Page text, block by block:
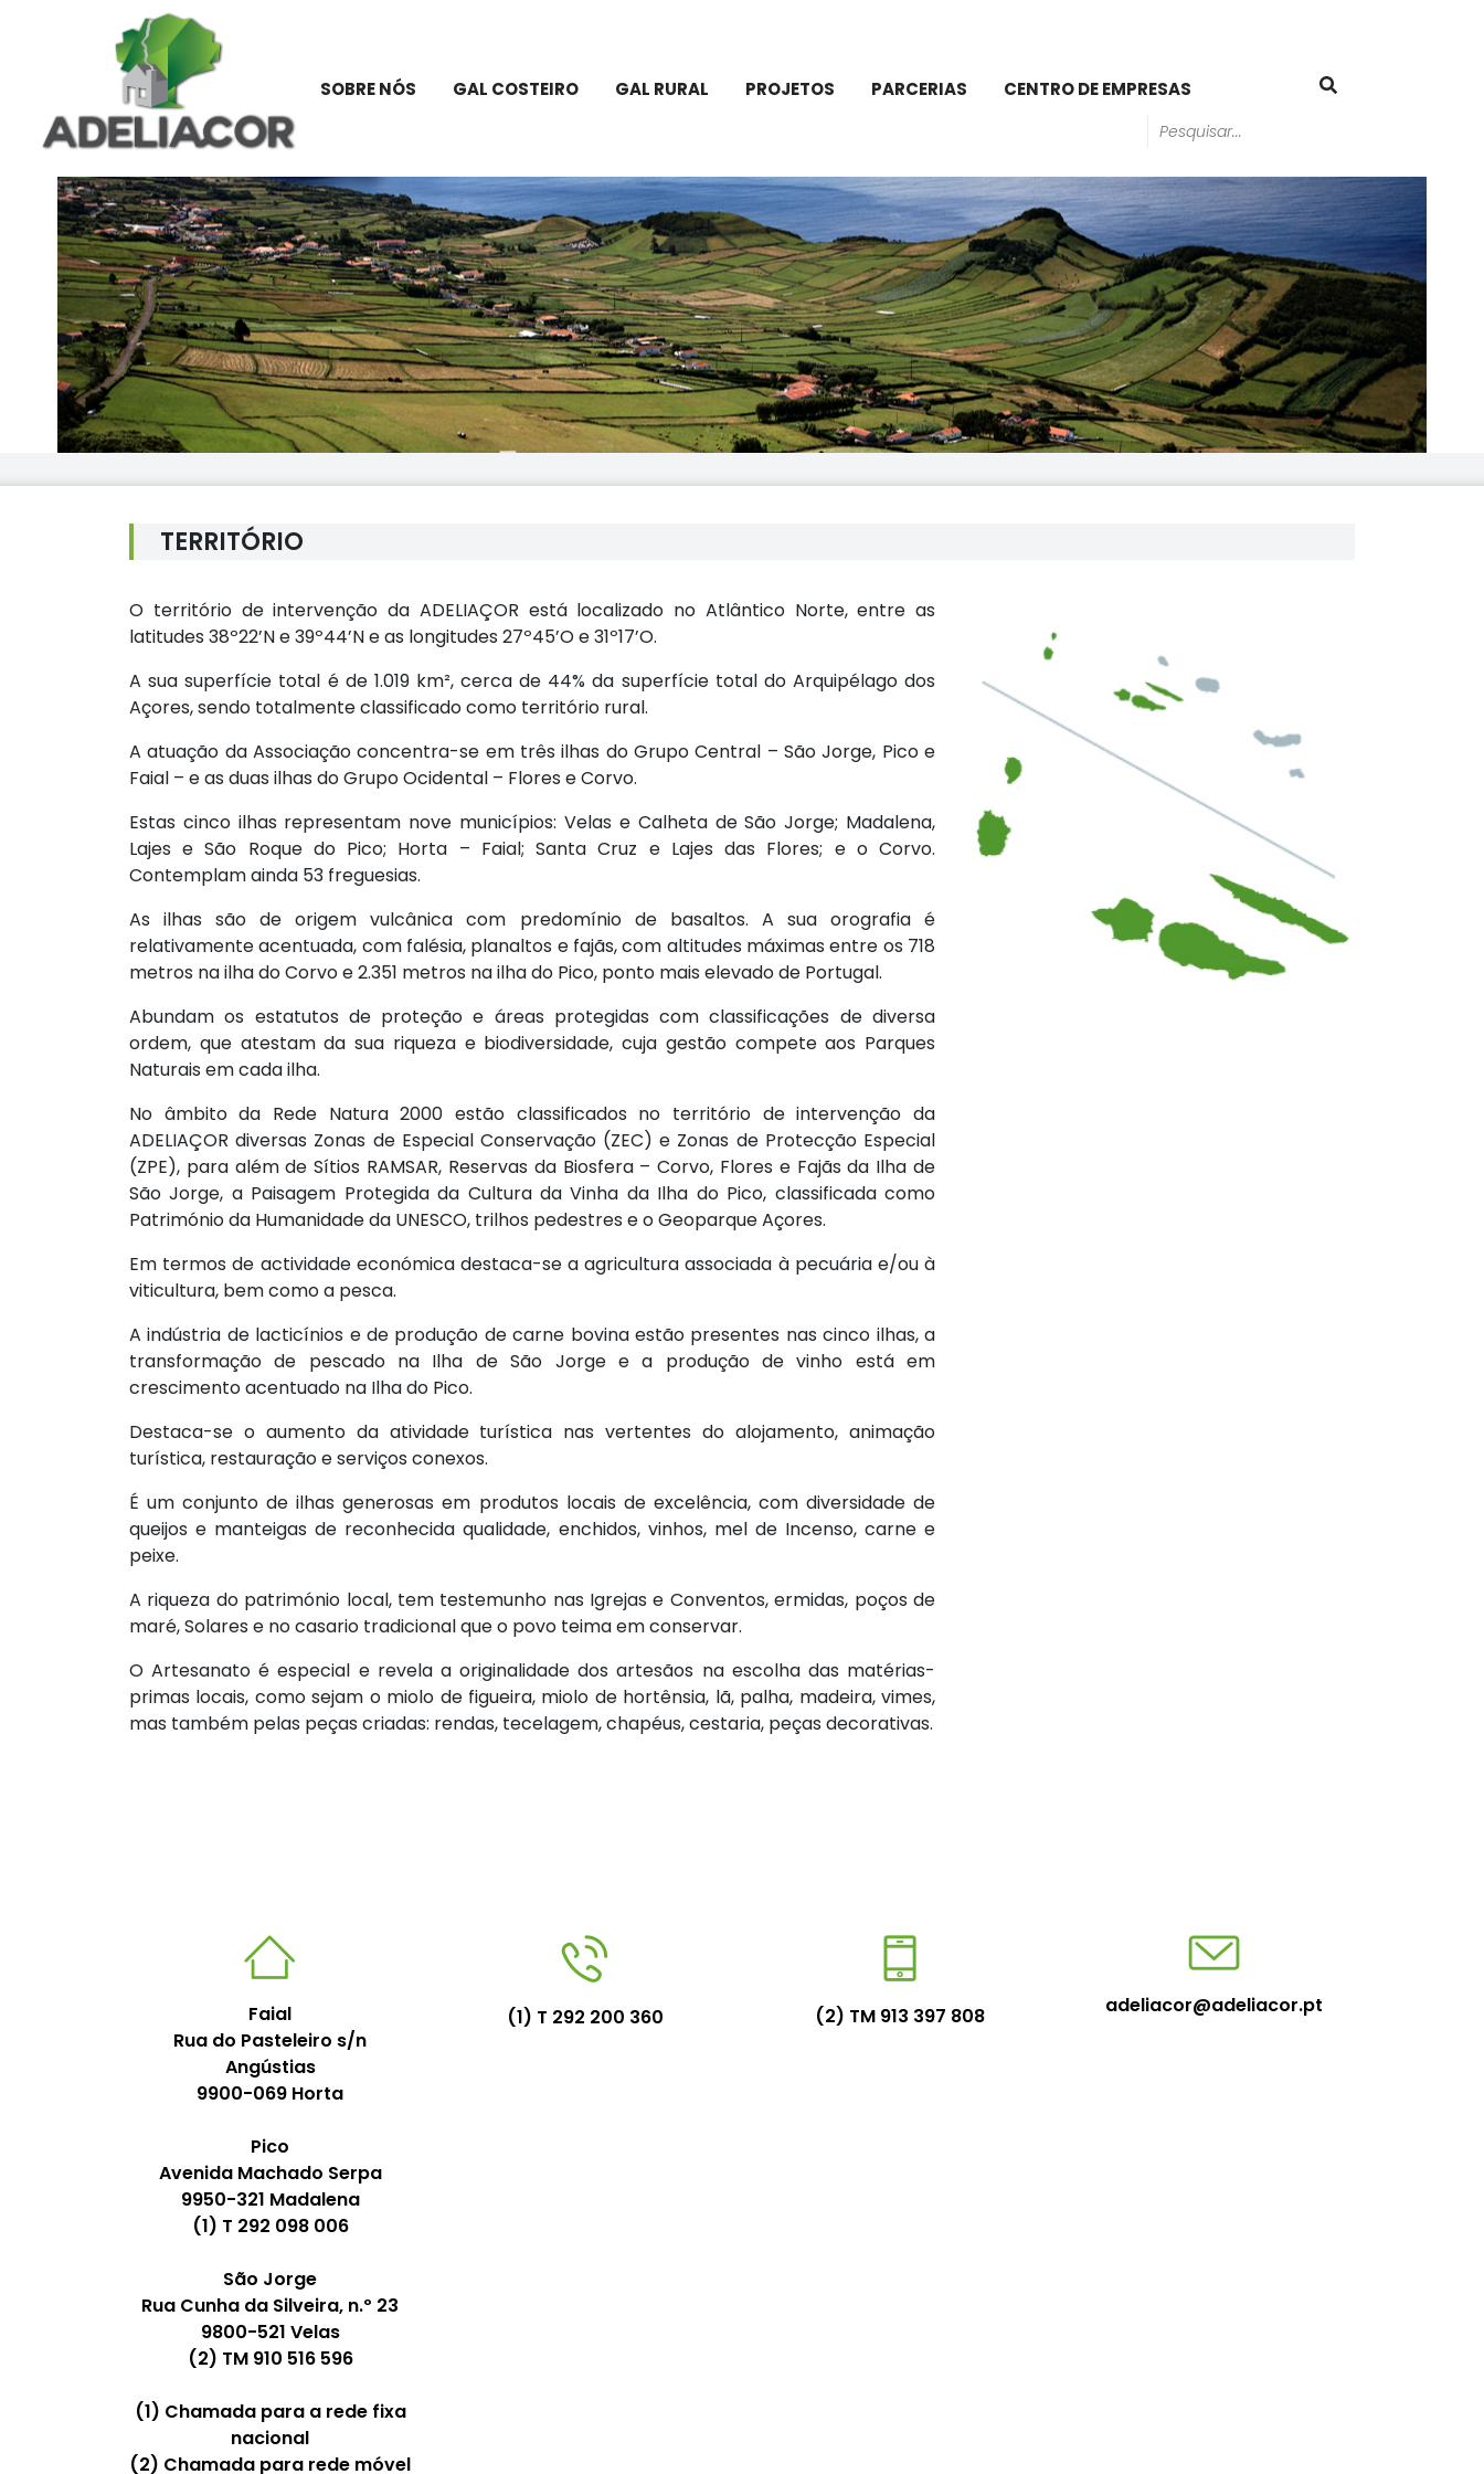
SOBRE NÓS GAL COSTEIRO GAL RURAL PROJETOS PARCERIAS CENTRO DE EMPRESAS
TERRITÓRIO
O território de intervenção da ADELIAÇOR está localizado no Atlântico Norte, entre as
latitudes 38º22’N e 39º44’N e as longitudes 27º45’O e 31º17’O.
A sua superfície total é de 1.019 km², cerca de 44% da superfície total do Arquipélago dos
Açores, sendo totalmente classificado como território rural.
A atuação da Associação concentra-se em três ilhas do Grupo Central – São Jorge, Pico e
Faial – e as duas ilhas do Grupo Ocidental – Flores e Corvo.
Estas cinco ilhas representam nove municípios: Velas e Calheta de São Jorge; Madalena,
Lajes e São Roque do Pico; Horta – Faial; Santa Cruz e Lajes das Flores; e o Corvo.
Contemplam ainda 53 freguesias.
As ilhas são de origem vulcânica com predomínio de basaltos. A sua orografia é
relativamente acentuada, com falésia, planaltos e fajãs, com altitudes máximas entre os 718
metros na ilha do Corvo e 2.351 metros na ilha do Pico, ponto mais elevado de Portugal.
Abundam os estatutos de proteção e áreas protegidas com classificações de diversa
ordem, que atestam da sua riqueza e biodiversidade, cuja gestão compete aos Parques
Naturais em cada ilha.
No âmbito da Rede Natura 2000 estão classificados no território de intervenção da
ADELIAÇOR diversas Zonas de Especial Conservação (ZEC) e Zonas de Protecção Especial
(ZPE), para além de Sítios RAMSAR, Reservas da Biosfera – Corvo, Flores e Fajãs da Ilha de
São Jorge, a Paisagem Protegida da Cultura da Vinha da Ilha do Pico, classificada como
Património da Humanidade da UNESCO, trilhos pedestres e o Geoparque Açores.
Em termos de actividade económica destaca-se a agricultura associada à pecuária e/ou à
viticultura, bem como a pesca.
A indústria de lacticínios e de produção de carne bovina estão presentes nas cinco ilhas, a
transformação de pescado na Ilha de São Jorge e a produção de vinho está em
crescimento acentuado na Ilha do Pico.
Destaca-se o aumento da atividade turística nas vertentes do alojamento, animação
turística, restauração e serviços conexos.
É um conjunto de ilhas generosas em produtos locais de excelência, com diversidade de
queijos e manteigas de reconhecida qualidade, enchidos, vinhos, mel de Incenso, carne e
peixe.
A riqueza do património local, tem testemunho nas Igrejas e Conventos, ermidas, poços de
maré, Solares e no casario tradicional que o povo teima em conservar.
O Artesanato é especial e revela a originalidade dos artesãos na escolha das matérias-
primas locais, como sejam o miolo de figueira, miolo de hortênsia, lã, palha, madeira, vimes,
mas também pelas peças criadas: rendas, tecelagem, chapéus, cestaria, peças decorativas.
Faial
Rua do Pasteleiro s/n
Angústias
9900-069 Horta
Pico
Avenida Machado Serpa
9950-321 Madalena
(1) T 292 098 006
São Jorge
Rua Cunha da Silveira, n.º 23
9800-521 Velas
(2) TM 910 516 596
(1) Chamada para a rede fixa
nacional
(2) Chamada para rede móvel
(1) T 292 200 360 (2) TM 913 397 808 adeliacor@adeliacor.pt